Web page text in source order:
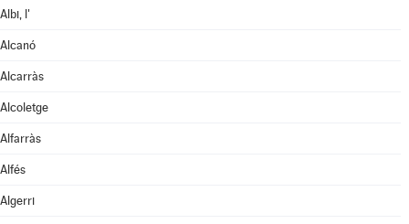
Albi, l'
Alcanó
Alcarràs
Alcoletge
Alfarràs
Alfés
Algerri